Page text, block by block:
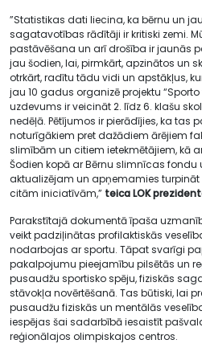
”Statistikas dati liecina, ka bērnu un
sagatavotības rādītāji ir kritiski zemi.
pastāvēšana un arī drošība ir jaunās
jau šodien, lai, pirmkārt, apzinātos un
otrkārt, radītu tādu vidi un apstākļus,
jau 10 gadus organizē projektu
uzdevums ir veicināt 2. līdz 6. klašu
nedēļā. Pētījumos ir pierādījies, ka tas
noturīgākiem pret dažādiem ārējiem
slimībām un citiem ietekmētājiem, kā
Šodien kopā ar Bērnu slimnīcas fondu
aktualizējam un apņemamies
citām iniciatīvām,” teica LOK
Parakstītajā dokumentā īpaša
veikt padziļinātas profilaktiskās
nodarbojas ar sportu. Tāpat svarīgi
pakalpojumu pieejamību pilsētās un
pusaudžu sportisko spēju, fiziskās
stāvokļa novērtēšanā. Tas būtiski, lai
pusaudžu fiziskās un mentālās
iespējas šai sadarbībā iesaistīt
reģionālajos olimpiskajos centros.